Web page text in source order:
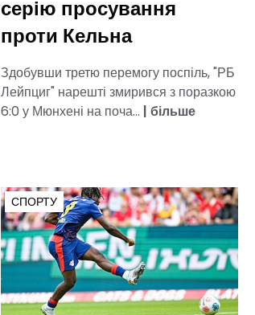
серію просування
проти Кельна
Здобувши третю перемогу поспіль, "РБ
Лейпциг" нарешті змирився з поразкою
6:0 у Мюнхені на поча... | більше
СПОРТУ